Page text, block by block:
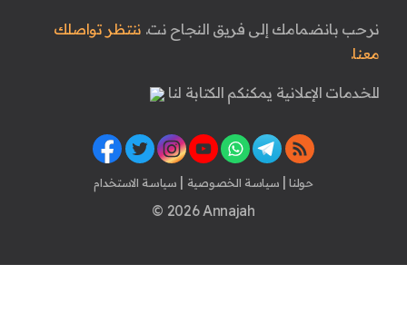
نرحب بانضمامك إلى فريق النجاح نت. ننتظر تواصلك
معنا.
للخدمات الإعلانية يمكنكم الكتابة لنا
حولنا | سياسة الخصوصية | سياسة الاستخدام
© 2026 Annajah